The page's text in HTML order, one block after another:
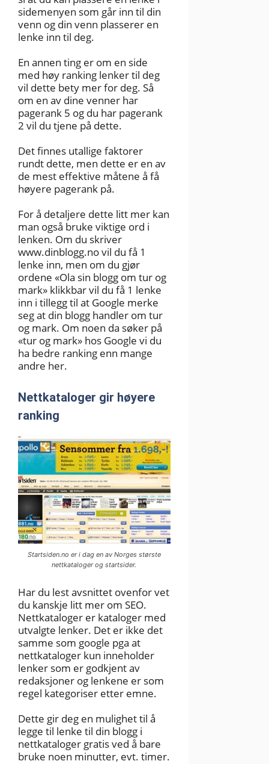
sidemenyen som går inn til din
venn og din venn plasserer en
lenke inn til deg.
En annen ting er om en side
med høy ranking lenker til deg
vil dette bety mer for deg. Så
om en av dine venner har
pagerank 5 og du har pagerank
2 vil du tjene på dette.
Det finnes utallige faktorer
rundt dette, men dette er en av
de mest effektive måtene å få
høyere pagerank på.
For å detaljere dette litt mer kan
man også bruke viktige ord i
lenken. Om du skriver
www.dinblogg.no vil du få 1
lenke inn, men om du gjør
ordene «Ola sin blogg om tur og
mark» klikkbar vil du få 1 lenke
inn i tillegg til at Google merke
seg at din blogg handler om tur
og mark. Om noen da søker på
«tur og mark» hos Google vi du
ha bedre ranking enn mange
andre her.
Nettkataloger gir høyere
ranking
Startsiden.no er i dag en av Norges største
nettkataloger og startsider.
Har du lest avsnittet ovenfor vet
du kanskje litt mer om SEO.
Nettkataloger er kataloger med
utvalgte lenker. Det er ikke det
samme som google pga at
nettkataloger kun inneholder
lenker som er godkjent av
redaksjoner og lenkene er som
regel kategoriser etter emne.
Dette gir deg en mulighet til å
legge til lenke til din blogg i
nettkataloger gratis ved å bare
bruke noen minutter, evt. timer.